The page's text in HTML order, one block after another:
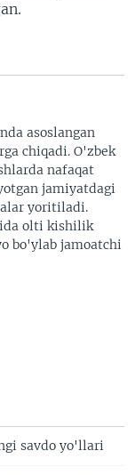
asoslangan
chiqadi. O'zbek
nafaqat
jamiyatdagi
yoritiladi.
olti kishilik
bo'ylab jamoatchi
savdo yo'llari